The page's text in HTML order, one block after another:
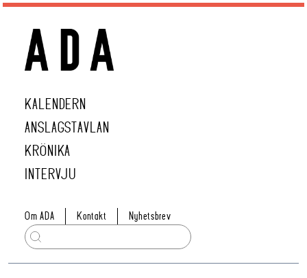
KALENDERN
ANSLAGSTAVLAN
KRÖNIKA
INTERVJU
Om ADA Kontakt Nyhetsbrev